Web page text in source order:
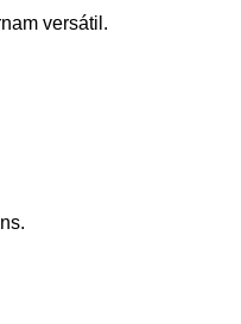
versátil.